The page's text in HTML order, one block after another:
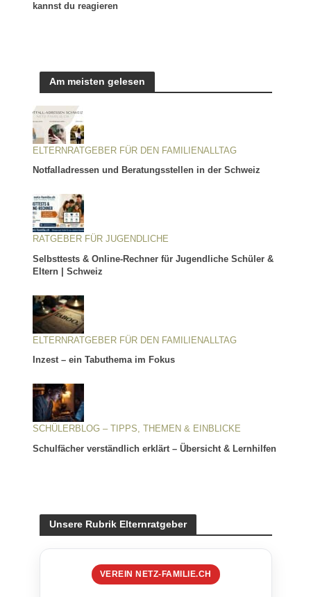
kannst du reagieren
Am meisten gelesen
ELTERNRATGEBER FÜR DEN FAMILIENALLTAG
Notfalladressen und Beratungsstellen in der Schweiz
RATGEBER FÜR JUGENDLICHE
Selbsttests & Online-Rechner für Jugendliche Schüler &
Eltern | Schweiz
ELTERNRATGEBER FÜR DEN FAMILIENALLTAG
Inzest – ein Tabuthema im Fokus
SCHÜLERBLOG – TIPPS, THEMEN & EINBLICKE
Schulfächer verständlich erklärt – Übersicht & Lernhilfen
Unsere Rubrik Elternratgeber
VEREIN NETZ-FAMILIE.CH